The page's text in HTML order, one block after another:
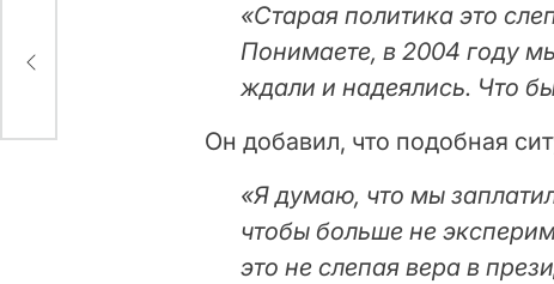
«Старая политика это
Понимаете, в 2004 году
ждали и надеялись. Что
Он добавил, что подобная
«Я думаю, что мы
чтобы больше не
это не слепая вера в